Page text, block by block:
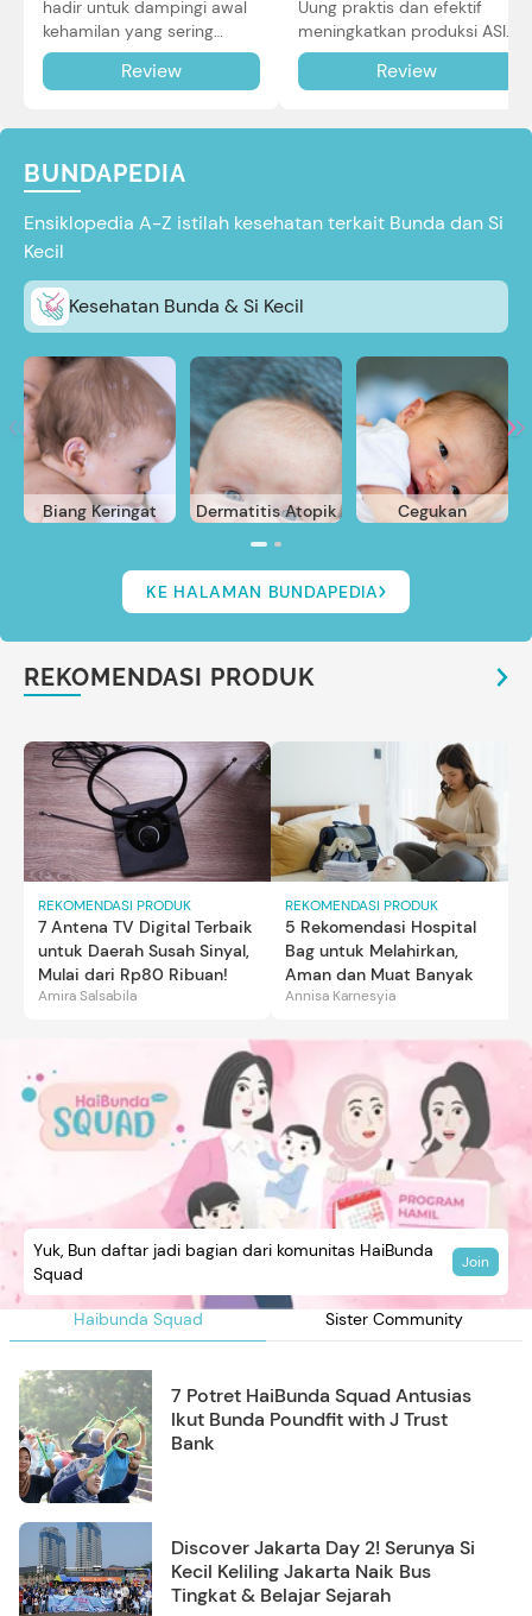
hadir untuk dampingi awal
kehamilan yang sering
diiringi dengan mual dan
muntah. Simak reviewnya di
Review
Uung praktis dan efektif
meningkatkan produksi ASI
Bunda untuk Si Kecil. Simak
review lengkapnya di sini.
Review
BUNDAPEDIA
Ensiklopedia A-Z istilah kesehatan terkait Bunda dan Si
Kecil
Kesehatan Bunda & Si Kecil
Biang Keringat Dermatitis Atopik Cegukan
KE HALAMAN BUNDAPEDIA
REKOMENDASI PRODUK
REKOMENDASI PRODUK
7 Antena TV Digital Terbaik
untuk Daerah Susah Sinyal,
Mulai dari Rp80 Ribuan!
Amira Salsabila
REKOMENDASI PRODUK
5 Rekomendasi Hospital
Bag untuk Melahirkan,
Aman dan Muat Banyak
Annisa Karnesyia
Haibunda Squad Sister Community
Yuk, Bun daftar jadi bagian dari komunitas HaiBunda
Squad
Join
7 Potret HaiBunda Squad Antusias
Ikut Bunda Poundfit with J Trust
Bank
Discover Jakarta Day 2! Serunya Si
Kecil Keliling Jakarta Naik Bus
Tingkat & Belajar Sejarah